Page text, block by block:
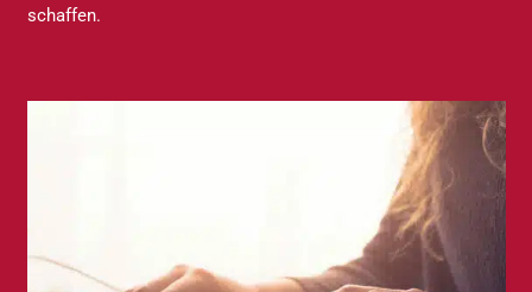
schaffen.